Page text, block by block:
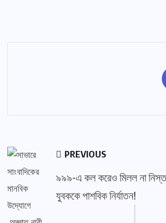
PREVIOUS
৯৯৯-এ কল করেও মিলল না
যুবককে পাশবিক নির্যাতন!